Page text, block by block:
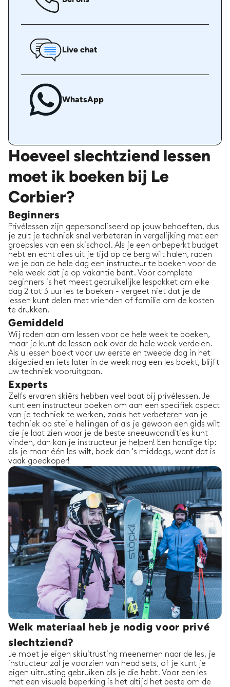
Live chat
WhatsApp
Hoeveel slechtziend lessen
moet ik boeken bij Le
Corbier?
Beginners
Privélessen zijn gepersonaliseerd op jouw behoeften, dus
je zult je techniek snel verbeteren in vergelijking met een
groepsles van een skischool. Als je een onbeperkt budget
hebt en echt alles uit je tijd op de berg wilt halen, raden
we je aan de hele dag een instructeur te boeken voor de
hele week dat je op vakantie bent. Voor complete
beginners is het meest gebruikelijke lespakket om elke
dag 2 tot 3 uur les te boeken - vergeet niet dat je de
lessen kunt delen met vrienden of familie om de kosten
te drukken.
Gemiddeld
Wij raden aan om lessen voor de hele week te boeken,
maar je kunt de lessen ook over de hele week verdelen.
Als u lessen boekt voor uw eerste en tweede dag in het
skigebied en iets later in de week nog een les boekt, blijft
uw techniek vooruitgaan.
Experts
Zelfs ervaren skiërs hebben veel baat bij privélessen. Je
kunt een instructeur boeken om aan een specifiek aspect
van je techniek te werken, zoals het verbeteren van je
techniek op steile hellingen of als je gewoon een gids wilt
die je laat zien waar je de beste sneeuwcondities kunt
vinden, dan kan je instructeur je helpen! Een handige tip:
als je maar één les wilt, boek dan 's middags, want dat is
vaak goedkoper!
Welk materiaal heb je nodig voor privé
slechtziend?
Je moet je eigen skiuitrusting meenemen naar de les, je
instructeur zal je voorzien van head sets, of je kunt je
eigen uitrusting gebruiken als je die hebt. Voor een les
met een visuele beperking is het altijd het beste om de